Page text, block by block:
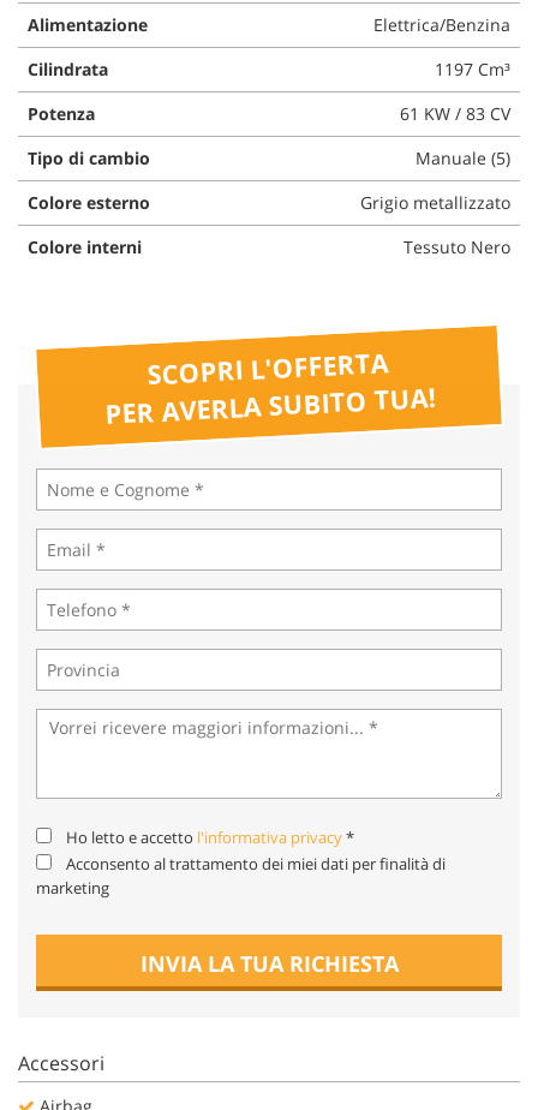
Alimentazione
Elettrica/Benzina
Cilindrata
1197 Cm³
Potenza
61 KW / 83 CV
Tipo di cambio
Manuale (5)
Colore esterno
Grigio metallizzato
Colore interni
Tessuto Nero
SCOPRI L'OFFERTA
PER AVERLA SUBITO TUA!
Ho letto e accetto l'informativa privacy*
Acconsento al trattamento dei miei dati per finalità di
marketing
INVIA LA TUA RICHIESTA
Accessori
questi
strumenti
di
tracciamento
si
rimanda
alla
cookie
policy.
Puoi
rivedere
tue
scelte
in
qualsiasi
momento.
Cookie necessari
Cookie delle preferenze
Cookie analitici
Cookie di marketing
la